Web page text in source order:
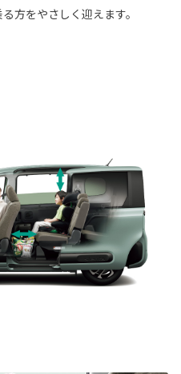
方をやさしく迎えます。